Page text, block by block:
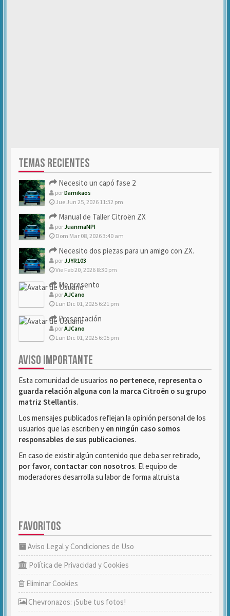
TEMAS RECIENTES
Necesito un capó fase 2
porDamikaos
Jue Jun 25, 2026 11:32 pm
Manual de Taller Citroën ZX
porJuanmaNPI
Dom Mar 08, 2026 3:40 am
Necesito dos piezas para un amigo con ZX.
porJJYR103
Vie Feb 20, 2026 8:30 pm
Me presento
porAJCano
Lun Dic 01, 2025 6:21 pm
Presentación
porAJCano
Lun Dic 01, 2025 6:05 pm
AVISO IMPORTANTE
Esta comunidad de usuarios no pertenece, representa o
guarda relación alguna con la marca Citroën o su grupo
matriz Stellantis.
Los mensajes publicados reflejan la opinión personal de los
usuarios que las escriben y en ningún caso somos
responsables de sus publicaciones.
En caso de existir algún contenido que deba ser retirado,
por favor, contactar con nosotros. El equipo de
moderadores desarrolla su labor de forma altruista.
FAVORITOS
Aviso Legal y Condiciones de Uso
Política de Privacidad y Cookies
Eliminar Cookies
Chevronazos: ¡Sube tus fotos!